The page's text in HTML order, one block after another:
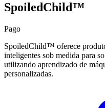
SpoiledChild™
Pago
SpoiledChild™ oferece
inteligentes sob medida para
utilizando aprendizado de
personalizadas.